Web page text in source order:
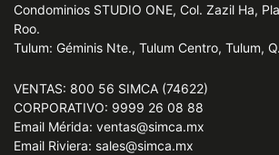
Condominios STUDIO ONE, Col. Zazil Ha,
Roo.
Tulum: Géminis Nte., Tulum Centro, Tulum,
VENTAS: 800 56 SIMCA (74622)
CORPORATIVO: 9999 26 08 88
Email Mérida: ventas@simca.mx
Email Riviera: sales@simca.mx